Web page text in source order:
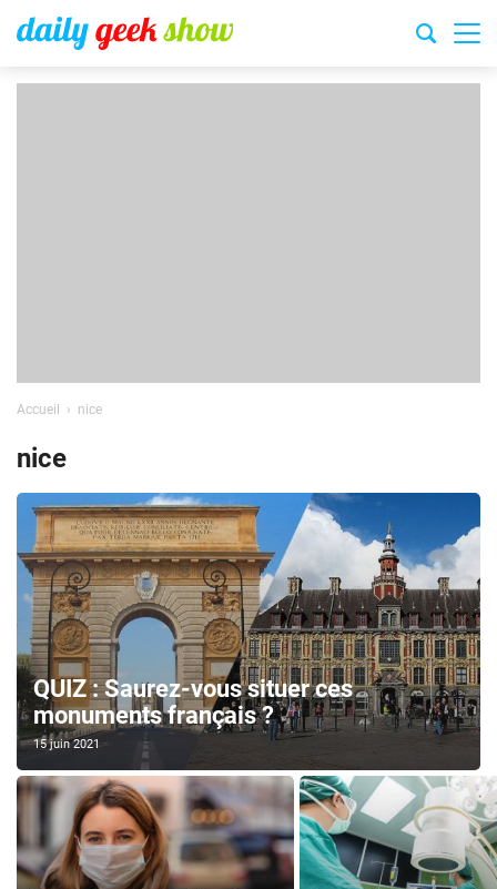
Accueil nice
nice
QUIZ : Saurez-vous situer ces
monuments français ?
15 juin 2021